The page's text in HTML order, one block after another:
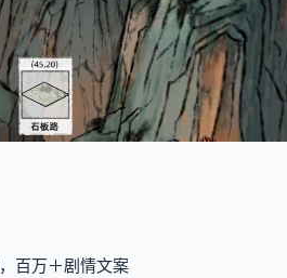
百万＋剧情文案